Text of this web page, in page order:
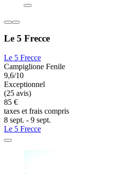
Le 5 Frecce
Le 5 Frecce
Campiglione Fenile
9,6/10
Exceptionnel
(25 avis)
85 €
taxes et frais compris
8 sept. - 9 sept.
Le 5 Frecce